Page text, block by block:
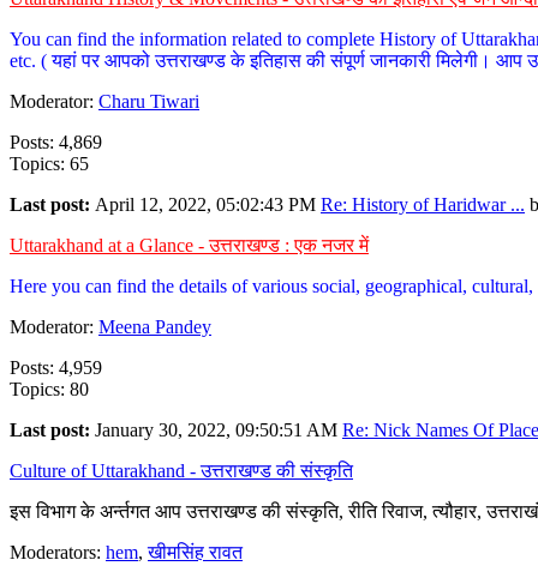
You can find the information related to complete History of
etc. ( यहां पर आपको उत्तराखण्ड के इतिहास की संपूर्ण जानकारी मिलेगी। आप
Moderator: Charu Tiwari
Posts: 4,869
Topics: 65
Last post: April 12, 2022, 05:02:43 PM Re: History of Haridwar ...
Uttarakhand at a Glance - उत्तराखण्ड : एक नजर में
Here you can find the details of various social, geographical,
Moderator: Meena Pandey
Posts: 4,959
Topics: 80
Last post: January 30, 2022, 09:50:51 AM Re: Nick Names Of
Culture of Uttarakhand - उत्तराखण्ड की संस्कृति
इस विभाग के अर्न्तगत आप उत्तराखण्ड की संस्कृति, रीति रिवाज, त्यौहार,
Moderators: hem,खीमसिंह रावत